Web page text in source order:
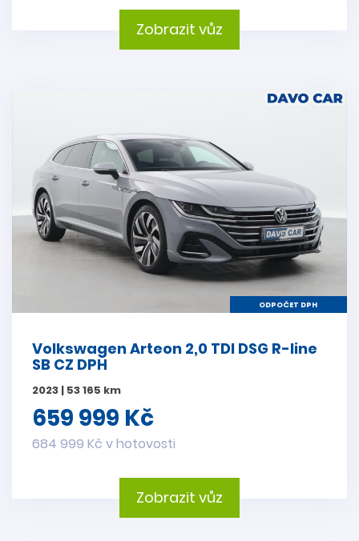
Zobrazit vůz
ODPOČET DPH
Volkswagen Arteon 2,0 TDI DSG R-line
SB CZ DPH
2023 | 53 165 km
659 999 Kč
684 999 Kč v hotovosti
Zobrazit vůz